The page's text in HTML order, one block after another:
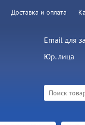
Доставка и оплата
Email для
Юр. лица